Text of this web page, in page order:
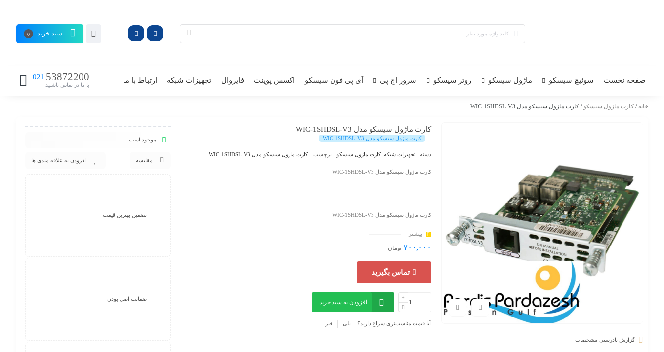
سبد خرید 0
صفحه نخست سوئیچ سیسکو ماژول سیسکو روتر سیسکو سرور اچ پی آی پی فون سیسکو اکسس پوینت فایروال تجهیزات شبکه ارتباط با ما 53872200
021
با ما در تماس باشـید
خانه / کارت ماژول سیسکو / کارت ماژول سیسکو مدل WIC-1SHDSL-V3
گزارش نادرستی مشخصات
کارت ماژول سیسکو مدل WIC-1SHDSL-V3
کارت ماژول سیسکو مدل WIC-1SHDSL-V3
دسته :تجهیزات شبکه ,کارت ماژول سیسکو برچسب : کارت ماژول سیسکو مدل WIC-1SHDSL-V3
کارت ماژول سیسکو مدل WIC-1SHDSL-V3
کارت ماژول سیسکو مدل WIC-1SHDSL-V3
بیشـتر
۷۰۰,۰۰۰ تومان
تماس بگیرید
افزودن به سبد خرید
آیا قیمت مناسب‌تری سراغ دارید؟ بلی خیر
موجود است
مقایسه افزودن به علاقه مندی ها
تضمین بهترین قیمت
ضمانت اصل بودن